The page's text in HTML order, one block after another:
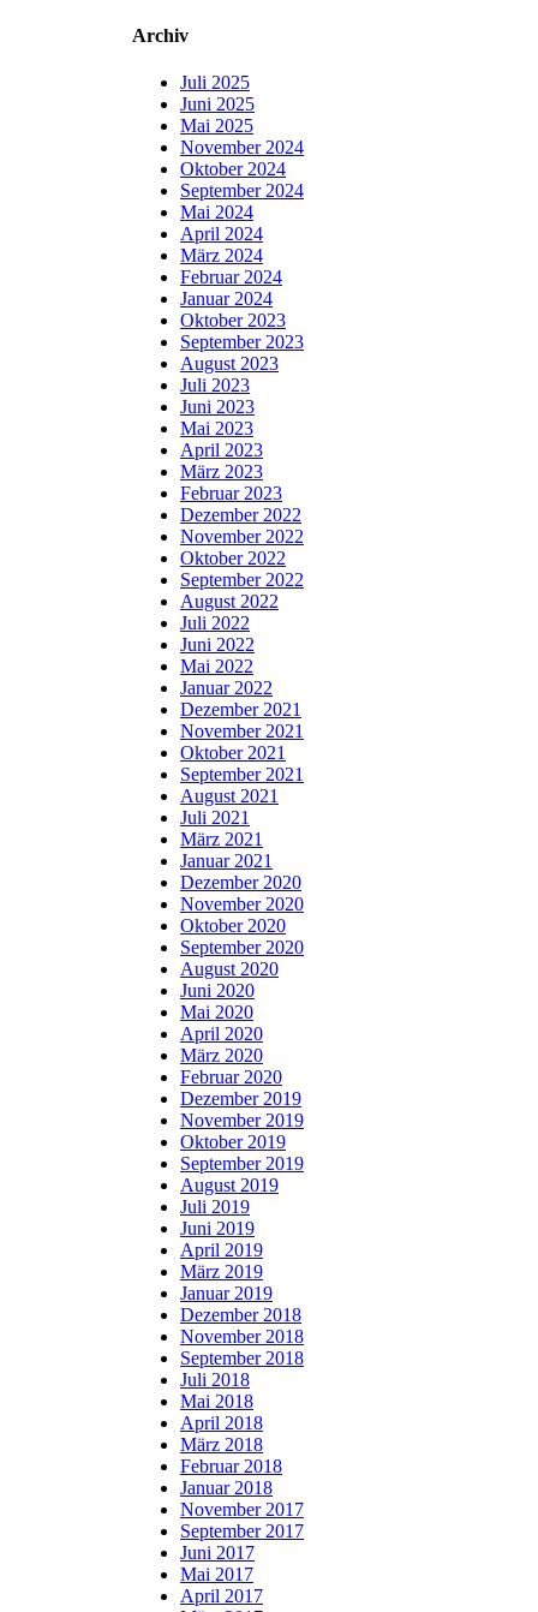
Archiv
Juli 2025
Juni 2025
Mai 2025
November 2024
Oktober 2024
September 2024
Mai 2024
April 2024
März 2024
Februar 2024
Januar 2024
Oktober 2023
September 2023
August 2023
Juli 2023
Juni 2023
Mai 2023
April 2023
März 2023
Februar 2023
Dezember 2022
November 2022
Oktober 2022
September 2022
August 2022
Juli 2022
Juni 2022
Mai 2022
Januar 2022
Dezember 2021
November 2021
Oktober 2021
September 2021
August 2021
Juli 2021
März 2021
Januar 2021
Dezember 2020
November 2020
Oktober 2020
September 2020
August 2020
Juni 2020
Mai 2020
April 2020
März 2020
Februar 2020
Dezember 2019
November 2019
Oktober 2019
September 2019
August 2019
Juli 2019
Juni 2019
April 2019
März 2019
Januar 2019
Dezember 2018
November 2018
September 2018
Juli 2018
Mai 2018
April 2018
März 2018
Februar 2018
Januar 2018
November 2017
September 2017
Juni 2017
Mai 2017
April 2017